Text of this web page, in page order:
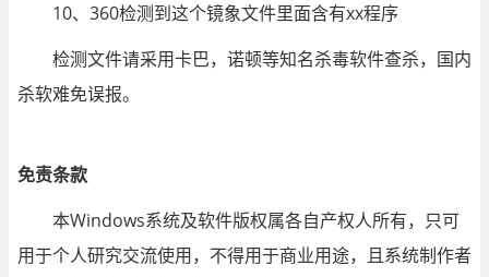
10、360检测到这个镜象文件里面含有xx程序
检测文件请采用卡巴，诺顿等知名杀毒软件查杀，国内
杀软难免误报。
免责条款
本Windows系统及软件版权属各自产权人所有，只可
用于个人研究交流使用，不得用于商业用途，且系统制作者